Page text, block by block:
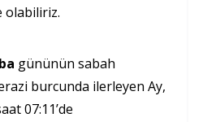
olabiliriz.
gününün sabah
burcunda ilerleyen Ay,
07:11’de